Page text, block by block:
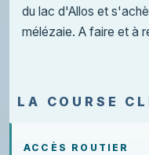
du lac d'Allos et
mélézaie. A faire et à
LA COURSE
ACCÈS ROUTIER